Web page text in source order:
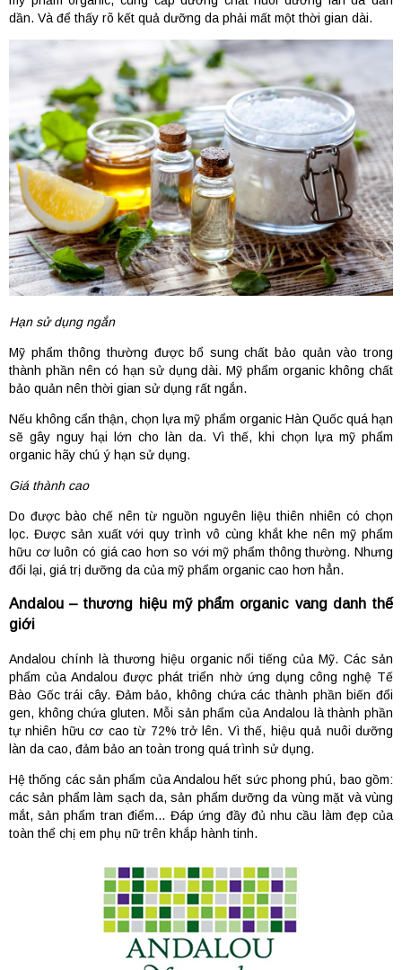
dần. Và để thấy rõ kết quả dưỡng da phải mất một thời gian dài.
Hạn sử dụng ngắn
Mỹ phẩm thông thường được bổ sung chất bảo quản vào trong
thành phần nên có hạn sử dụng dài. Mỹ phẩm organic không chất
bảo quản nên thời gian sử dụng rất ngắn.
Nếu không cẩn thận, chọn lựa mỹ phẩm organic Hàn Quốc quá hạn
sẽ gây nguy hại lớn cho làn da. Vì thế, khi chọn lựa mỹ phẩm
organic hãy chú ý hạn sử dụng.
Giá thành cao
Do được bào chế nên từ nguồn nguyên liệu thiên nhiên có chọn
lọc. Được sản xuất với quy trình vô cùng khắt khe nên mỹ phẩm
hữu cơ luôn có giá cao hơn so với mỹ phẩm thông thường. Nhưng
đổi lại, giá trị dưỡng da của mỹ phẩm organic cao hơn hẳn.
Andalou – thương hiệu mỹ phẩm organic vang danh thế
giới
Andalou chính là thương hiệu organic nổi tiếng của Mỹ. Các sản
phẩm của Andalou được phát triển nhờ ứng dụng công nghệ Tế
Bào Gốc trái cây. Đảm bảo, không chứa các thành phần biến đổi
gen, không chứa gluten. Mỗi sản phẩm của Andalou là thành phần
tự nhiên hữu cơ cao từ 72% trở lên. Vì thế, hiệu quả nuôi dưỡng
làn da cao, đảm bảo an toàn trong quá trình sử dụng.
Hệ thống các sản phẩm của Andalou hết sức phong phú, bao gồm:
các sản phẩm làm sạch da, sản phẩm dưỡng da vùng mặt và vùng
mắt, sản phẩm tran điểm… Đáp ứng đầy đủ nhu cầu làm đẹp của
toàn thể chị em phụ nữ trên khắp hành tinh.